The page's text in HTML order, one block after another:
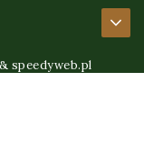
& speedyweb.pl